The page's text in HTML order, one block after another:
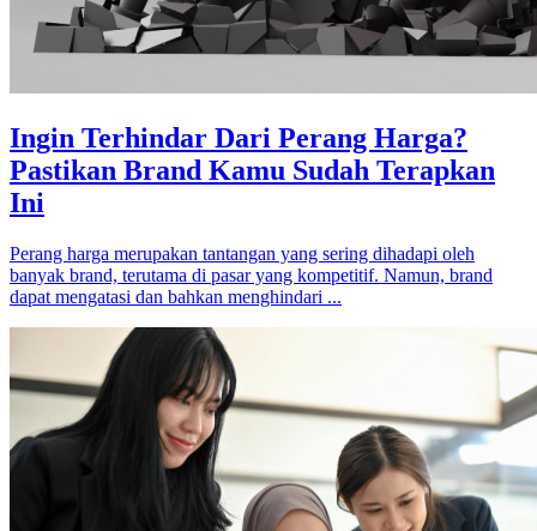
Ingin Terhindar Dari Perang Harga?
Pastikan Brand Kamu Sudah Terapkan
Ini
Perang harga merupakan tantangan yang sering dihadapi oleh
banyak brand, terutama di pasar yang kompetitif. Namun, brand
dapat mengatasi dan bahkan menghindari ...